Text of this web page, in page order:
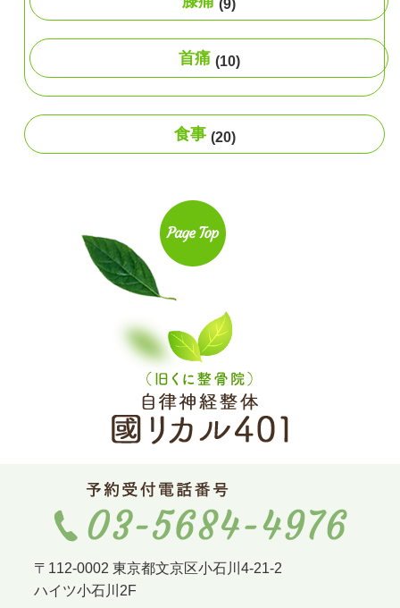
(9)
首痛 (10)
食事 (20)
〒112-0002 東京都文京区小石川4-21-2
ハイツ小石川2F